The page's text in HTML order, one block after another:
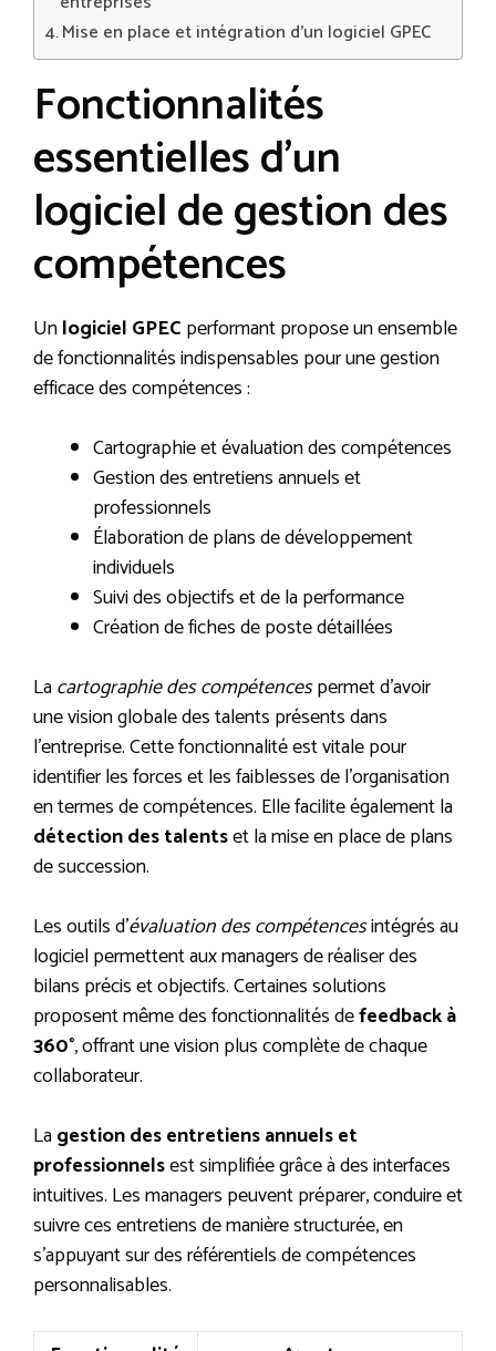
Mise en place et intégration d’un logiciel GPEC
Fonctionnalités
essentielles d’un
logiciel de gestion des
compétences
Unlogiciel GPEC performant propose un ensemble
de fonctionnalités indispensables pour une gestion
efficace des compétences :
Cartographie et évaluation des compétences
Gestion des entretiens annuels et
professionnels
Élaboration de plans de développement
individuels
Suivi des objectifs et de la performance
Création de fiches de poste détaillées
Lacartographie des compétencespermet d’avoir
une vision globale des talents présents dans
l’entreprise. Cette fonctionnalité est vitale pour
identifier les forces et les faiblesses de l’organisation
en termes de compétences. Elle facilite également la
détection des talentset la mise en place de plans
de succession.
Les outils d’évaluation des compétencesintégrés au
logiciel permettent aux managers de réaliser des
bilans précis et objectifs. Certaines solutions
proposent même des fonctionnalités defeedback à
360°, offrant une vision plus complète de chaque
collaborateur.
Lagestion des entretiens annuels et
professionnelsest simplifiée grâce à des interfaces
intuitives. Les managers peuvent préparer, conduire et
suivre ces entretiens de manière structurée, en
s’appuyant sur des référentiels de compétences
personnalisables.